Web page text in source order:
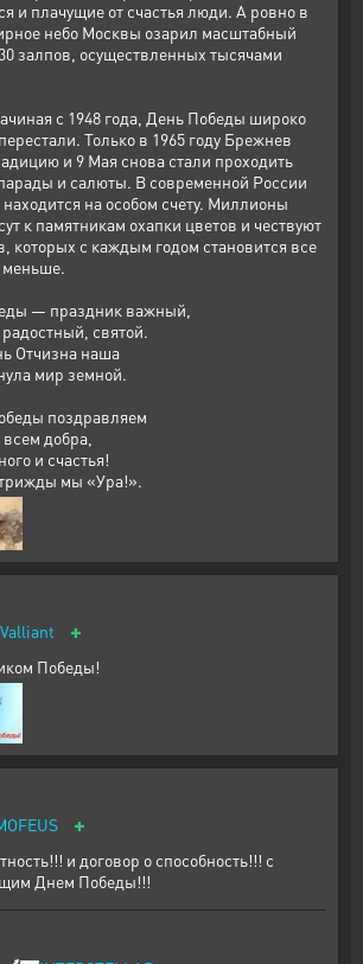
и плачущие от счастья люди. А ровно в
небо Москвы озарил масштабный
залпов, осуществленных тысячами
с 1948 года, День Победы широко
Только в 1965 году Брежнев
и 9 Мая снова стали проходить
и салюты. В современной России
на особом счету. Миллионы
к памятникам охапки цветов и чествуют
которых с каждым годом становится все
— праздник важный,
святой.
Отчизна наша
мир земной.
поздравляем
добра,
и счастья!
мы «Ура!».
Valliant +
Победы!
+
и договор о способность!!! с
Днем Победы!!!